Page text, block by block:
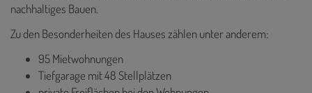
nachhaltiges Bauen.
Zu den Besonderheiten des Hauses zählen unter anderem:
95 Mietwohnungen
Tiefgarage mit 48 Stellplätzen